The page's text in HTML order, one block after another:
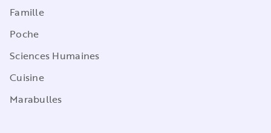
Famille
Poche
Sciences Humaines
Cuisine
Marabulles